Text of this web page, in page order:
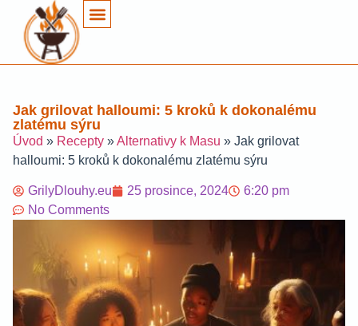
Jak grilovat halloumi: 5 kroků k dokonalému
zlatému sýru
Úvod » Recepty »Alternativy k Masu » Jak grilovat
halloumi: 5 kroků k dokonalému zlatému sýru
GrilyDlouhy.eu 25 prosince, 2024
6:20 pm
No Comments